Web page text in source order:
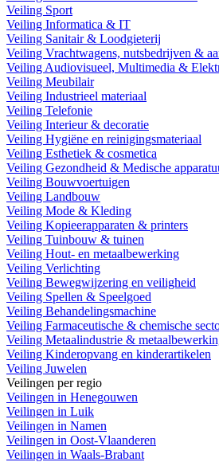
Veiling Sport
Veiling Informatica & IT
Veiling Sanitair & Loodgieterij
Veiling Vrachtwagens, nutsbedrijven &
Veiling Audiovisueel, Multimedia &
Veiling Meubilair
Veiling Industrieel materiaal
Veiling Telefonie
Veiling Interieur & decoratie
Veiling Hygiëne en reinigingsmateriaal
Veiling Esthetiek & cosmetica
Veiling Gezondheid & Medische
Veiling Bouwvoertuigen
Veiling Landbouw
Veiling Mode & Kleding
Veiling Kopieerapparaten & printers
Veiling Tuinbouw & tuinen
Veiling Hout- en metaalbewerking
Veiling Verlichting
Veiling Bewegwijzering en veiligheid
Veiling Spellen & Speelgoed
Veiling Behandelingsmachine
Veiling Farmaceutische & chemische
Veiling Metaalindustrie &
Veiling Kinderopvang en kinderartikelen
Veiling Juwelen
Veilingen per regio
Veilingen in Henegouwen
Veilingen in Luik
Veilingen in Namen
Veilingen in Oost-Vlaanderen
Veilingen in Waals-Brabant